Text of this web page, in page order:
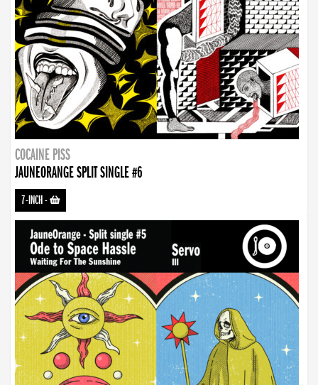
COCAINE PISS
JAUNEORANGE SPLIT SINGLE #6
7-INCH-